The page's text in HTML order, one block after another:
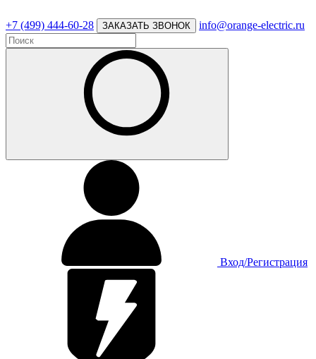
+7 (499) 444-60-28 ЗАКАЗАТЬ ЗВОНОК info@orange-electric.ru
Вход/Регистрация